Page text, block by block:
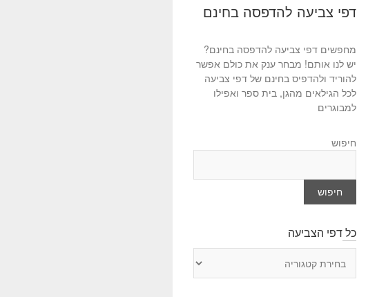
דפי צביעה להדפסה בחינם
מחפשים דפי צביעה להדפסה בחינם?
יש לנו אותם! מבחר ענק את כולם אפשר
להוריד ולהדפיס בחינם של דפי צביעה
לכל הגילאים מהגן, בית ספר ואפילו
למבוגרים
חיפוש
חיפוש
כל דפי הצביעה